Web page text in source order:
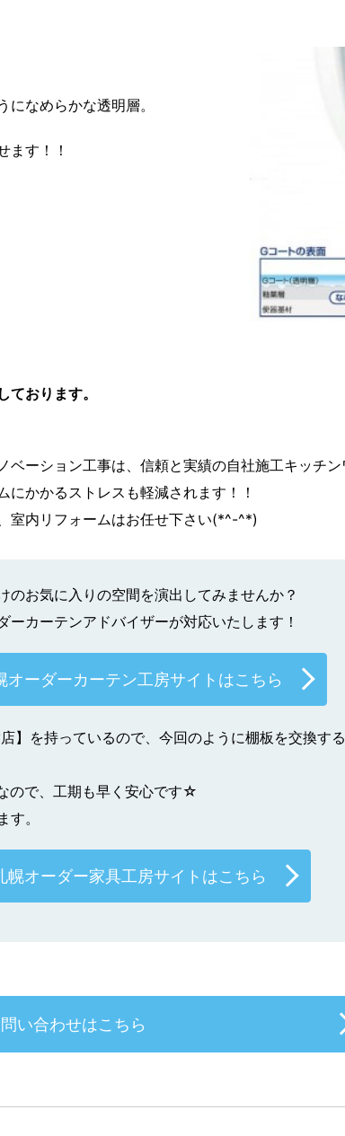
なめらかな透明層。
ます！！
ております。
ーション工事は、信頼と実績の自社施工キッチン
かかるストレスも軽減されます！！
室内リフォームはお任せ下さい(*^-^*)
お気に入りの空間を演出してみませんか？
カーテンアドバイザーが対応いたします！
オーダーカーテン工房サイトはこちら
】を持っているので、今回のように棚板を交換す
ので、工期も早く安心です☆
。
幌オーダー家具工房サイトはこちら
い合わせはこちら